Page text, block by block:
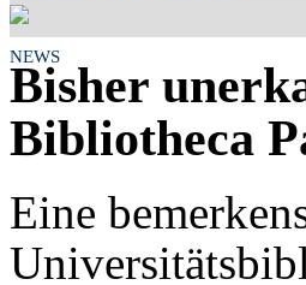
NEWS
Bisher
Bibliotheca
Eine